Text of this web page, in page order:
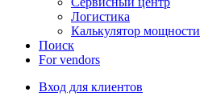
Логистика
Калькулятор мощности
Поиск
For vendors
Вход для клиентов